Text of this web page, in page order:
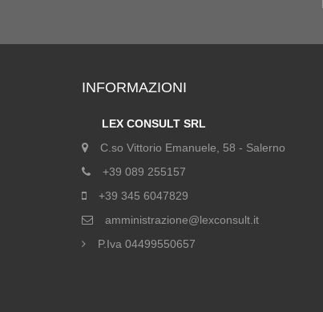
INFORMAZIONI
LEX CONSULT SRL
C.so Vittorio Emanuele, 58 - Salerno
+39 089 255157
+39 345 6047829
amministrazione@lexconsult.it
P.Iva 04499550657